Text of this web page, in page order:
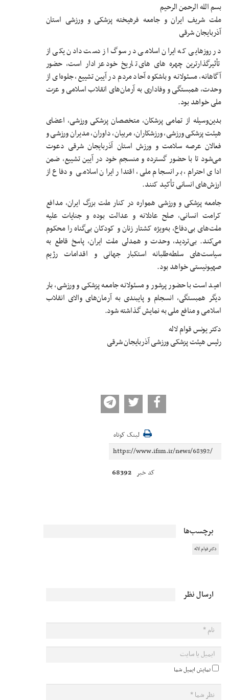
بسم الله الرحمن الرحیم
ملت شریف ایران و جامعه فرهیخته پزشکی و ورزشی استان
آذربایجان شرقی
در روزهایی که ایران اسلامی در سوگ از دست دادن یکی از
تأثیرگذارترین چهره های های تاریخ خود عزادار است، حضور
آگاهانه، مسئولانه و باشکوه آحاد مردم در آیین تشییع، جلوه‌ای از
وحدت، همبستگی و وفاداری به آرمان‌های انقلاب اسلامی و عزت
ملی خواهد بود.
بدین‌وسیله از تمامی پزشکان، متخصصان پزشکی ورزشی، اعضای
هیئت پزشکی ورزشی، ورزشکاران، مربیان، داوران، مدیران ورزشی و
فعالان عرصه سلامت و ورزش استان آذربایجان شرقی دعوت
می‌شود تا با حضور گسترده و منسجم خود در آیین تشییع، ضمن
ادای احترام، بر انسجام ملی، اقتدار ایران اسلامی و دفاع از
ارزش‌های انسانی تأکید کنند.
جامعه پزشکی و ورزشی همواره در کنار ملت بزرگ ایران، مدافع
کرامت انسانی، صلح عادلانه و عدالت بوده و جنایات علیه
ملت‌های بی‌دفاع، به‌ویژه کشتار زنان و کودکان بی‌گناه را محکوم
می‌کند. بی‌تردید، وحدت و همدلی ملت ایران، پاسخ قاطع به
سیاست‌های سلطه‌طلبانه استکبار جهانی و اقدامات رژیم
صهیونیستی خواهد بود.
امید است با حضور پرشور و مسئولانه جامعه پزشکی و ورزشی، بار
دیگر همبستگی، انسجام و پایبندی به آرمان‌های والای انقلاب
اسلامی و منافع ملی به نمایش گذاشته شود.
دکتر یونس قوام لاله
رئیس هیئت پزشکی ورزشی آذربایجان شرقی
لینک کوتاه
کد خبر 68392
برچسب‌ها
دکتر قوام لاله
ارسال نظر
نمایش ایمیل شما